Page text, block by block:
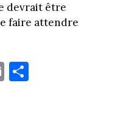
devrait être
faire attendre
E
m
Pa
rt